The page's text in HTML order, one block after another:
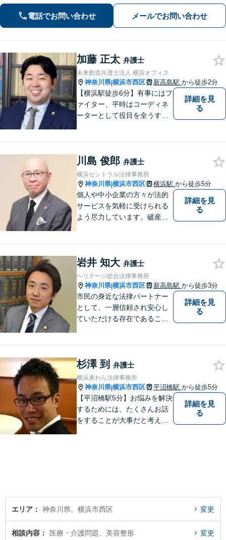
電話でお問い合わせ メールでお問い合わせ
加藤 正太 弁護士
未来創造弁護士法人 横浜オフィス
神奈川県|横浜市西区 新高島駅 から徒歩2分
【横浜駅徒歩6分】有事にはフ
ァイター、平時はコーディネ
ーターとして役目を全うする
します。【独占禁止法・下請
法の著書執筆】
詳細を見
る
川島 俊郎 弁護士
横浜セントラル法律事務所
神奈川県|横浜市西区 横浜駅 から徒歩5分
個人や中小企業の方々が法的
サービスを気軽に受けられる
よう尽力しています。破産・
倒産法に関する分野での豊富
な経験があります。
詳細を見
る
岩井 知大 弁護士
ヘリテージ総合法律事務所
神奈川県|横浜市西区 新高島駅 から徒歩3分
市民の身近な法律パートナー
として、一層信頼され安心し
ていただける存在であること
詳細を見
る
杉澤 到 弁護士
横浜麦わら法律事務所
神奈川県|横浜市西区 平沼橋駅 から徒歩5分
【平沼橋駅5分】お悩みを解決
するためには、たくさんお話
をすることが大事だと考えて
詳細を見
る
エリア 神奈川県、横浜市西区 変更
相談内容 医療・介護問題、美容整形 変更